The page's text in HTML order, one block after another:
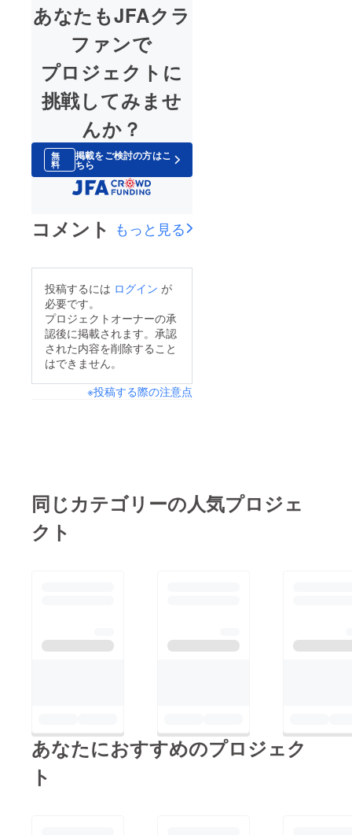
あなたもJFAクラ
ファンで
プロジェクトに
挑戦してみませ
んか？
無
料
掲載をご検討の方はこ
ちら
コメント もっと見る
投稿するには ログイン が
必要です。
プロジェクトオーナーの承
認後に掲載されます。承認
された内容を削除すること
はできません。
※投稿する際の注意点
同じカテゴリーの人気プロジェ
クト
あなたにおすすめのプロジェク
ト